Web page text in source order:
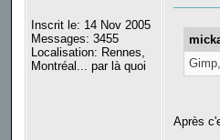
Inscrit le: 14 Nov 2005
Messages: 3455
Localisation: Rennes,
Montréal... par là quoi
Après